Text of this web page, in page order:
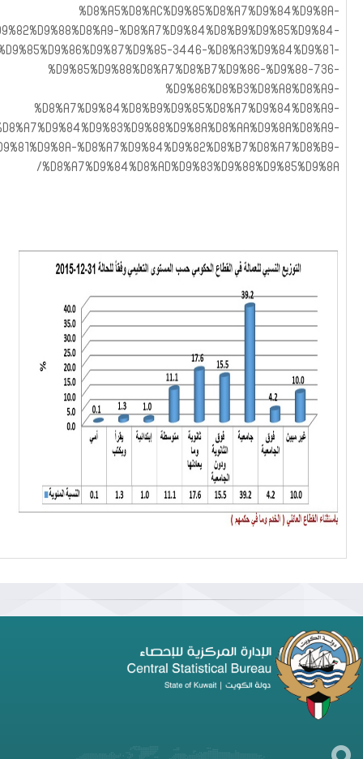
%D8%A5%D8%AC%D9%85%D8%A7%D9%84%D9%8A-
%D8%A7%D9%84%D8%B9%D9%85%D9%84-
3446-%D8%A3%D9%84%D9%81-
%D9%85%D9%88%D8%A7%D8%B7%D9%86-%D9%88-736-
%D9%86%D8%B3%D8%A8%D8%A9-
%D8%A7%D9%84%D8%B9%D9%85%D8%A7%D9%84%D8%A9-
%D8%A7%D9%84%D9%82%D8%B7%D8%A7%D8%B9-
%D8%A7%D9%84%D8%AD%D9%83%D9%88%D9%85%D9%8A/